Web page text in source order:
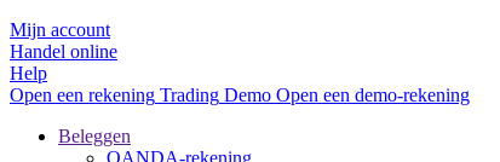
Mijn account
Handel online
Help
Open een rekening Trading Demo Open een demo-rekening
Beleggen
OANDA-rekening